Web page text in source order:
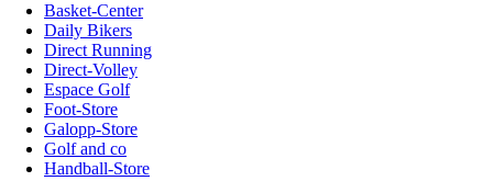
Basket-Center
Daily Bikers
Direct Running
Direct-Volley
Espace Golf
Foot-Store
Galopp-Store
Golf and co
Handball-Store